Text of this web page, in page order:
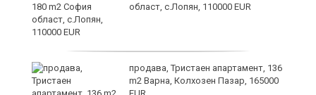
област, с.Лопян, 110000 EUR
продава, Тристаен апартамент, 136
m2 Варна, Колхозен Пазар, 165000
EUR